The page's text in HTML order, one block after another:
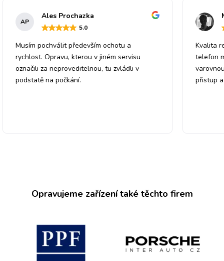
AP
Ales Prochazka
5.0
Musím pochválit především ochotu a
rychlost. Opravu, kterou v jiném servisu
označili za neproveditelnou, tu zvládli v
podstatě na počkání.
Kvalita
telefon
přistup
Opravujeme zařízení také těchto firem